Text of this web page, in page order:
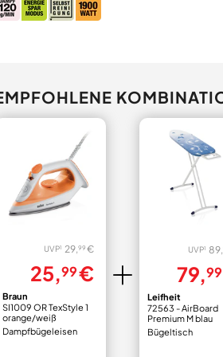
UVP1 29,99 €
25,99€
Braun
SI1009 OR TexStyle 1
orange/weiß
Dampfbügeleisen
UVP1 89,
79,99
Leifheit
72563 - AirBoard
Premium M blau
Bügeltisch